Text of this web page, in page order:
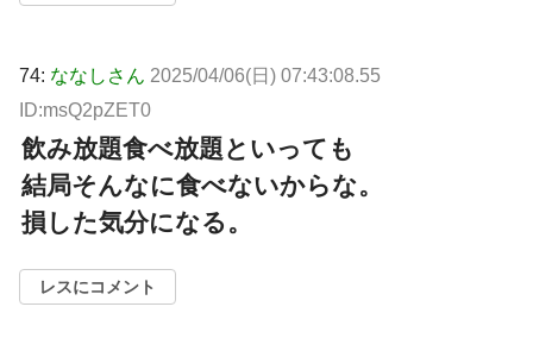
74: ななしさん 2025/04/06(日) 07:43:08.55
ID:msQ2pZET0
飲み放題食べ放題といっても
結局そんなに食べないからな。
損した気分になる。
レスにコメント